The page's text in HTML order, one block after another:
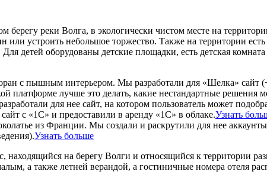
берегу реки Волга, в экологически чистом месте на
или устроить небольшое торжество. Также на территории
детей оборудованы детские площадки, есть детская
с пышным интерьером. Мы разработали для «Шелка» сайт
платформе лучше это делать, какие нестандартные решения
для нее сайт, на котором пользователь может
с «1С» и предоставили в аренду «1С» в облаке.Узнать
из Франции. Мы создали и раскрутили для нее
Узнать больше
на берегу Волги и относящийся к территории
а также летней верандой, а гостиничные номера отеля